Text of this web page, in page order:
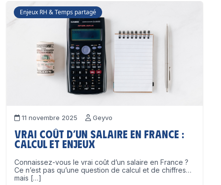
Enjeux RH & Temps partagé
11 novembre 2025 Geyvo
Vrai coût d’un salaire en France :
calcul et enjeux
Connaissez-vous le vrai coût d’un salaire en France ?
Ce n’est pas qu’une question de calcul et de chiffres…
mais […]